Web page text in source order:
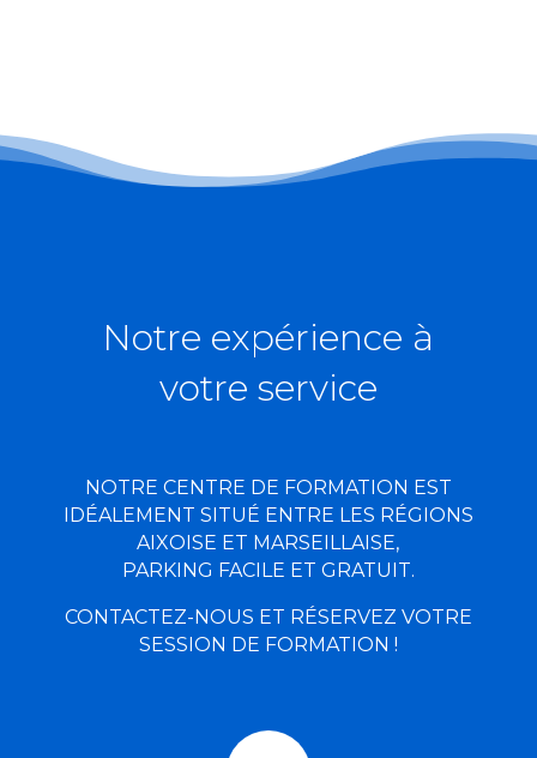
Notre expérience à
votre service
NOTRE CENTRE DE FORMATION EST
IDÉALEMENT SITUÉ ENTRE LES RÉGIONS
AIXOISE ET MARSEILLAISE,
PARKING FACILE ET GRATUIT.
CONTACTEZ-NOUS ET RÉSERVEZ VOTRE
SESSION DE FORMATION !